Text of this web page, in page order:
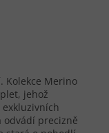
Kolekce Merino
jehož
odvádí precizně